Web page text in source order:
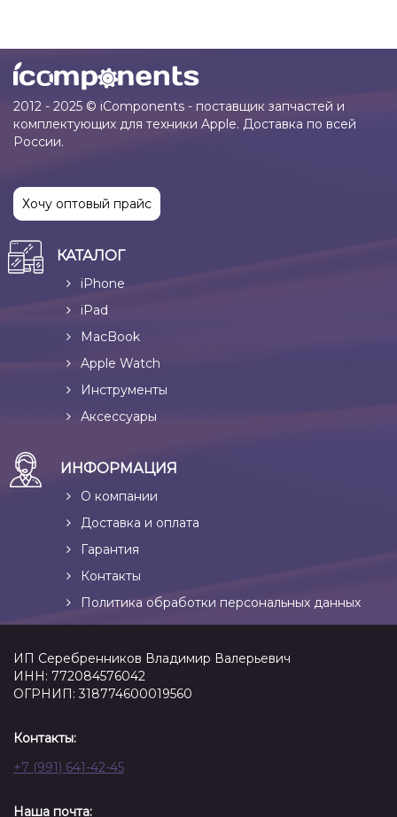
2012 - 2025 © iComponents - поставщик запчастей и
комплектующих для техники Apple. Доставка по всей
России.
Хочу оптовый прайс
КАТАЛОГ
iPhone
iPad
MacBook
Apple Watch
Инструменты
Аксессуары
ИНФОРМАЦИЯ
О компании
Доставка и оплата
Гарантия
Контакты
Политика обработки персональных данных
ИП Серебренников Владимир Валерьевич
ИНН: 772084576042
ОГРНИП: 318774600019560
Контакты:
+7 (991) 641-42-45
Наша почта: